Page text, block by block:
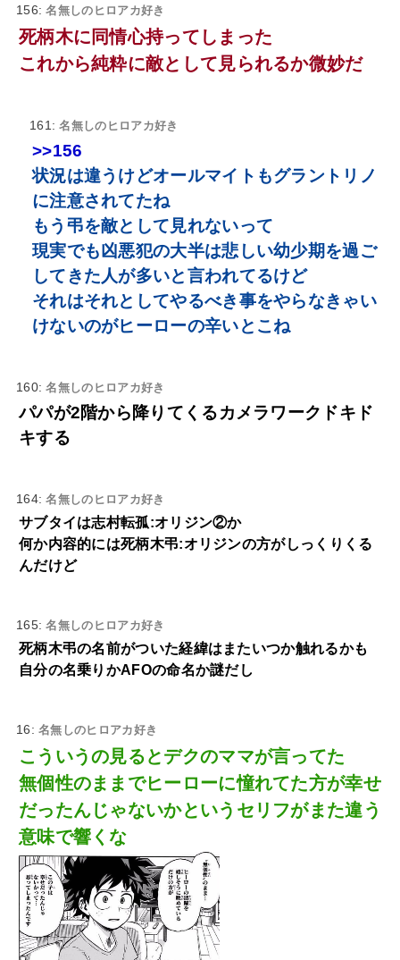
156:名無しのヒロアカ好き
死柄木に同情心持ってしまった
これから純粋に敵として見られるか微妙だ
161:名無しのヒロアカ好き
>>156
状況は違うけどオールマイトもグラントリノ
に注意されてたね
もう弔を敵として見れないって
現実でも凶悪犯の大半は悲しい幼少期を過ご
してきた人が多いと言われてるけど
それはそれとしてやるべき事をやらなきゃい
けないのがヒーローの辛いとこね
160:名無しのヒロアカ好き
パパが2階から降りてくるカメラワークドキド
キする
164:名無しのヒロアカ好き
サブタイは志村転孤:オリジン②か
何か内容的には死柄木弔:オリジンの方がしっくりくる
んだけど
165:名無しのヒロアカ好き
死柄木弔の名前がついた経緯はまたいつか触れるかも
自分の名乗りかAFOの命名か謎だし
16:名無しのヒロアカ好き
こういうの見るとデクのママが言ってた
無個性のままでヒーローに憧れてた方が幸せ
だったんじゃないかというセリフがまた違う
意味で響くな